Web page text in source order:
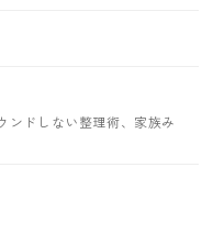
ンドしない整理術、家族み